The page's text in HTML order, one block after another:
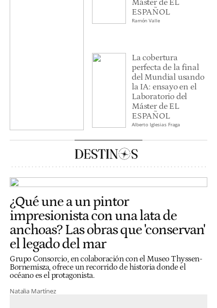
Máster de EL
ESPAÑOL
Ramón Valle
La cobertura
perfecta de la final
del Mundial usando
la IA: ensayo en el
Laboratorio del
Máster de EL
ESPAÑOL
Alberto Iglesias Fraga
¿Qué une a un pintor
impresionista con una lata de
anchoas? Las obras que 'conservan'
el legado del mar
Grupo Consorcio, en colaboración con el Museo Thyssen-
Bornemisza, ofrece un recorrido de historia donde el
océano es el protagonista.
Natalia Martínez